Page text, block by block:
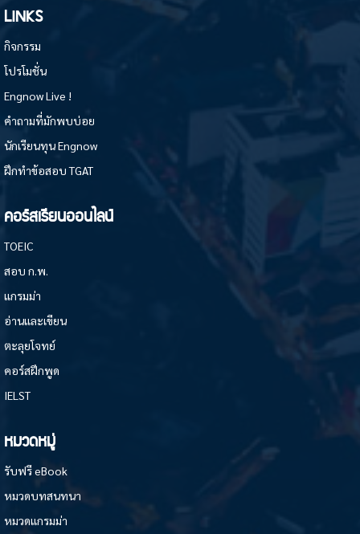
LINKS
กิจกรรม
โปรโมชั่น
Engnow Live !
คำถามที่มักพบบ่อย
นักเรียนทุน Engnow
ฝึกทำข้อสอบ TGAT
คอร์สเรียนออนไลน์
TOEIC
สอบ ก.พ.
แกรมม่า
อ่านและเขียน
ตะลุยโจทย์
คอร์สฝึกพูด
IELST
หมวดหมู่
รับฟรี eBook
หมวดบทสนทนา
หมวดแกรมม่า